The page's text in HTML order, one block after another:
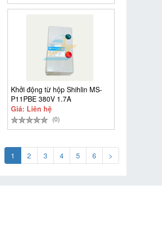
Khởi động từ hộp Shihlin MS-
P11PBE 380V 1.7A
Giá: Liên hệ
(0)
1 2 3 4 5 6 >